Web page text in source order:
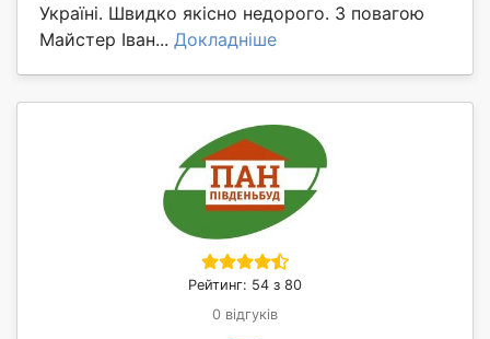
Україні. Швидко якісно недорого. З повагою
Майстер Іван... Докладніше
Рейтинг: 54 з 80
0 відгуків